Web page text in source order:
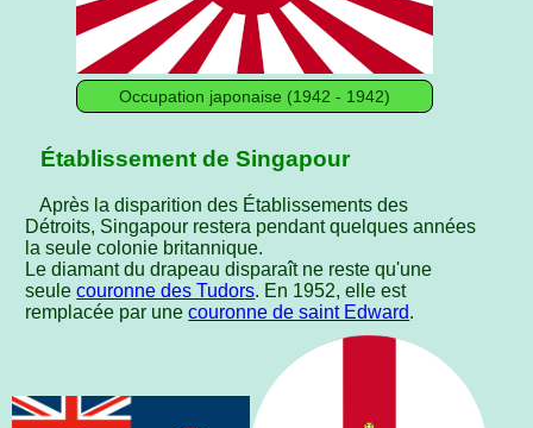
Occupation japonaise (1942 - 1942)
Établissement de Singapour
Après la disparition des Établissements des
Détroits, Singapour restera pendant quelques années
la seule colonie britannique.
Le diamant du drapeau disparaît ne reste qu'une
seulecouronne des Tudors. En 1952, elle est
remplacée par unecouronne de saint Edward.